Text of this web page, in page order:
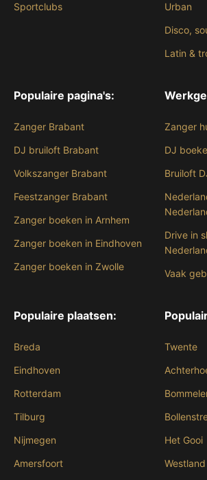
Sportclubs
Urban
Disco,
Latin &
Populaire pagina's:
Zanger Brabant
DJ bruiloft Brabant
Volkszanger Brabant
Feestzanger Brabant
Zanger boeken in Arnhem
Zanger boeken in Eindhoven
Zanger boeken in Zwolle
Zanger
DJ
Bruiloft
Drive in
Vaak
Populaire plaatsen:
Breda
Eindhoven
Rotterdam
Tilburg
Nijmegen
Amersfoort
Twente
Het Gooi
Westland